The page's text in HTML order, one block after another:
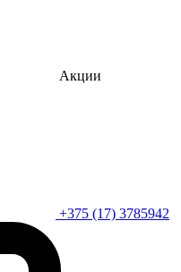
Акции
+375 (17) 3785942